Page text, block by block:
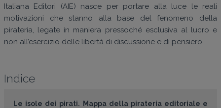
Italiana Editori (AIE) nasce per portare alla luce le reali
motivazioni che stanno alla base del fenomeno della
pirateria, legate in maniera pressoché esclusiva al lucro e
non all’esercizio delle libertà di discussione e di pensiero.
Indice
Le isole dei pirati. Mappa della pirateria editoriale e